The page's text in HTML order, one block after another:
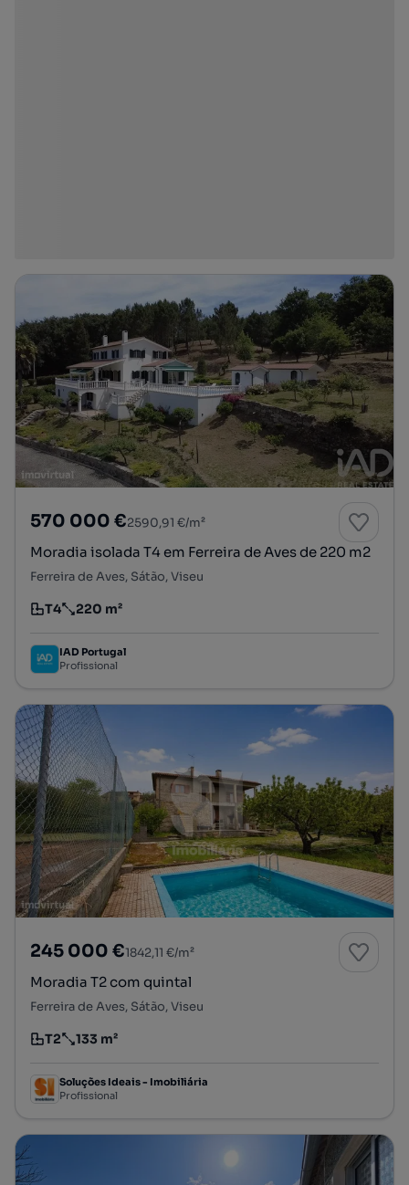
570 000 €2590,91 €/m²
Moradia isolada T4 em Ferreira de Aves de 220 m2
Ferreira de Aves, Sátão, Viseu
Tipologia
T4
Preço por metro quadrado
220 m²
IAD Portugal
Profissional
245 000 €1842,11 €/m²
Moradia T2 com quintal
Ferreira de Aves, Sátão, Viseu
Tipologia
T2
Preço por metro quadrado
133 m²
Soluções Ideais - Imobiliária
Profissional